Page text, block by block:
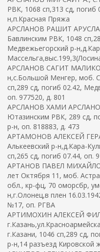
РВК, 1068 сп,313 сд, погиб
н,п.Красная Пряжа
АРСЛАНОВ РАШИТ
Бавлинским РВК, 1048
Медвежьегорский р-
АРСЛАНОВ САГИТ
н,с.Большой Менгер, моб.
сп,289 сд, погиб 02.42,
оп. 977520, д. 801
АРСЛАНОВ ХАМИ
Ютазинским РВК, 289 сд,
р-н, оп. 818883, д. 473
АРТАМОНОВ АЛЕКСЕЙ
Алькеевский р-н,д.Кара-
сп,265 сд, погиб 07.44, оп.
АРТАНОВ ПАВЕЛ
лет Октября 11, моб.
обл., кр-фц, 70 оморсбр,
н,г.Олонец,в плен
№17, оп. РГВА
АРТИМОХИН АЛЕКСЕЙ
г.Казани, 1046 сп,289 сд,
р-н,14 разъезд Кировской